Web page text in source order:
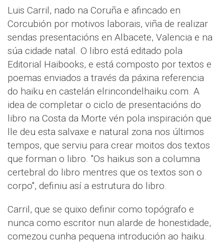
Luis Carril, nado na Coruña e afincado en
Corcubión por motivos laborais, viña de realizar
sendas presentacións en Albacete, Valencia e na
súa cidade natal. O libro está editado pola
Editorial Haibooks, e está composto por textos e
poemas enviados a través da páxina referencia
do haiku en castelán elrincondelhaiku.com. A
idea de completar o ciclo de presentacións do
libro na Costa da Morte vén pola inspiración que
lle deu esta salvaxe e natural zona nos últimos
tempos, que serviu para crear moitos dos textos
que forman o libro. "Os haikus son a columna
certebral do libro mentres que os textos son o
corpo", definiu así a estrutura do libro.
Carril, que se quixo definir como topógrafo e
nunca como escritor nun alarde de honestidade,
comezou cunha pequena introdución ao haiku.